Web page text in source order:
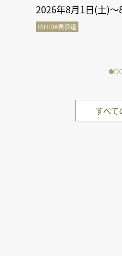
2026年8月1日(土)
ISHIDA表参道
すべ